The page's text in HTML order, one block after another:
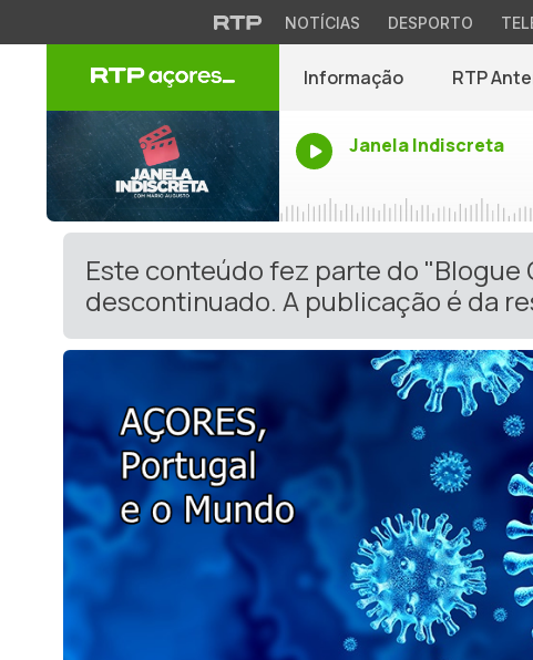
NOTÍCIAS DESPORTO
Informação RTP
Janela Indiscreta
Este conteúdo fez parte do "Blogue
descontinuado. A publicação é da